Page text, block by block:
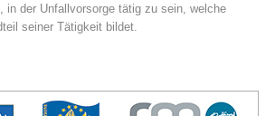
in der Unfallvorsorge tätig zu sein, welche
seiner Tätigkeit bildet.